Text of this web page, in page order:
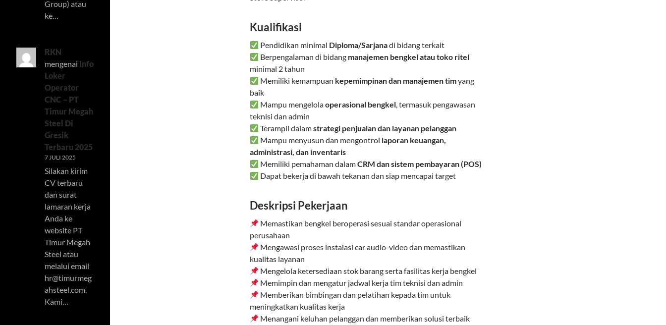
Kualifikasi
Pendidikan minimal Diploma/Sarjanadi bidang terkait
Berpengalaman di bidang manajemen bengkel atau toko ritel
minimal 2 tahun
Memiliki kemampuan kepemimpinan dan manajemen timyang
baik
Mampu mengelolaoperasional bengkel, termasuk pengawasan
teknisi dan admin
Terampil dalamstrategi penjualan dan layanan pelanggan
Mampu menyusun dan mengontrol laporan keuangan,
administrasi, dan inventaris
Memiliki pemahaman dalamCRM dan sistem pembayaran (POS)
Dapat bekerja di bawah tekanan dan siap mencapai target
Deskripsi Pekerjaan
Memastikan bengkel beroperasi sesuai standar operasional
perusahaan
Mengawasi proses instalasi car audio-video dan memastikan
kualitas layanan
Mengelola ketersediaan stok barang serta fasilitas kerja bengkel
Memimpin dan mengatur jadwal kerja tim teknisi dan admin
Memberikan bimbingan dan pelatihan kepada tim untuk
meningkatkan kualitas kerja
Menangani keluhan pelanggan dan memberikan solusi terbaik
Group) atau
ke…
RKN
mengenai Info
Loker
Operator
CNC – PT
Timur Megah
Steel Di
Gresik
Terbaru 2025
7 JULI 2025
Silakan kirim
CV terbaru
dan surat
lamaran kerja
Anda ke
website PT
Timur Megah
Steel atau
melalui email
hr@timurmeg
ahsteel.com
Kami…